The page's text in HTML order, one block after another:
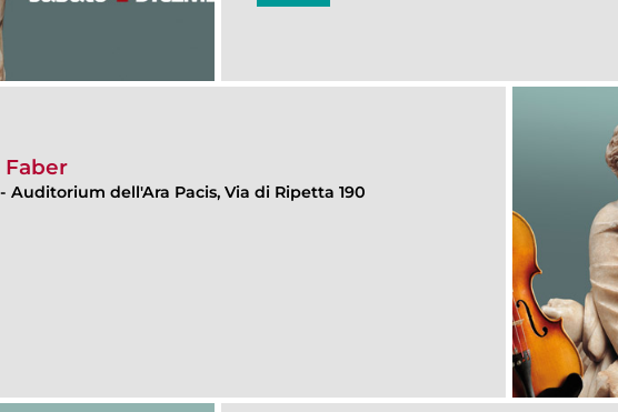
- Auditorium dell'Ara Pacis, Via di Ripetta 190